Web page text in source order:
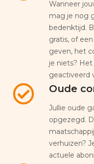
Wanneer
mag je nog
bedenktijd.
gratis, of
geven, het
je niets?
geactiveerd
Oude
Jullie oude
opgezegd.
verhuizen?
actuele